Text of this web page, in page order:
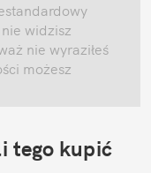
widzisz
nie wyraziłeś
możesz
tego kupić